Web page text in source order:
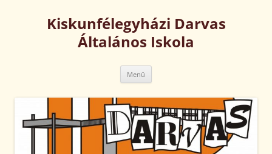
tartalombaKiskunfélegyházi Darvas
Általános Iskola
Menü